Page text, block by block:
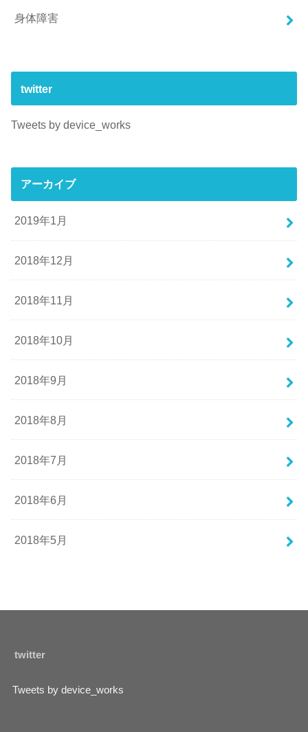
身体障害
twitter
Tweets by device_works
アーカイブ
2019年1月
2018年12月
2018年11月
2018年10月
2018年9月
2018年8月
2018年7月
2018年6月
2018年5月
twitter
Tweets by device_works